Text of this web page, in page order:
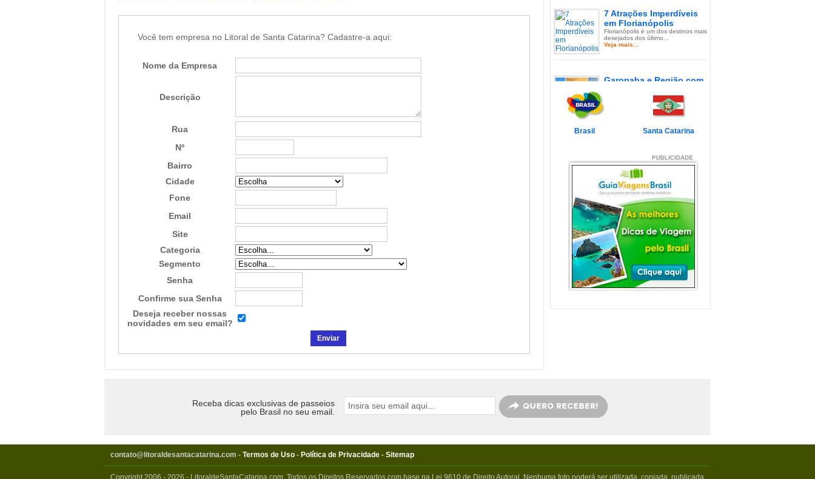
Você tem empresa no Litoral de Santa Catarina? Cadastre-a aqui:
Nome da Empresa
Descrição
Rua
Nº
Bairro
Cidade
Fone
Email
Site
Categoria
Segmento
Senha
Confirme sua Senha
Deseja receber nossas
novidades em seu email?
7 Atrações Imperdíveis
em Florianópolis
Florianópolis é um dos destinos mais
desejados dos último...
Veja mais...
Garopaba e Região com
Garopaba é um município de Santa
Catarina a 80 quilômetro...
Veja mais...
com Crianças
Simplesmente magnífico! Assim
pode ser descrito o Litoral d...
Veja mais...
Balneário Camboriú e
arredores com Crianças
Balneário Camboriú fica em Santa
Catarina, mais especifica...
Veja mais...
Florianópolis com
crianças: as melhores
5 PRAIAS DE FLORIPA
Brasil Santa Catarina
Receba dicas exclusivas de passeios
pelo Brasil no seu email.
contato@litoraldesantacatarina.com - Termos de Uso - Política de Privacidade - Sitemap
Copyright 2006 - 2026 - LitoraldeSantaCatarina.com. Todos os Direitos Reservados com base na Lei 9610 de Direito Autoral. Nenhuma foto poderá ser utilizada, copiada, publicada